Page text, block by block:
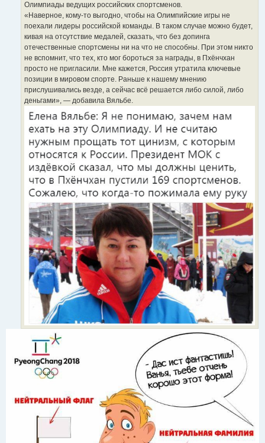
Олимпиады ведущих российских спортсменов.
«Наверное, кому-то выгодно, чтобы на Олимпийские игры не
поехали лидеры российской команды. В таком случае можно будет,
кивая на отсутствие медалей, сказать, что без допинга
отечественные спортсмены ни на что не способны. При этом никто
не вспомнит, что тех, кто мог бороться за награды, в Пхёнчхан
просто не пригласили. Мне кажется, Россия утратила ключевые
позиции в мировом спорте. Раньше к нашему мнению
прислушивались везде, а сейчас всё решается либо силой, либо
деньгами», — добавила Вяльбе.